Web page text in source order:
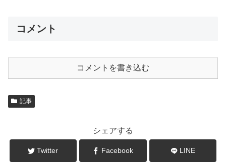
コメント
コメントを書き込む
記事
シェアする
Twitter Facebook LINE